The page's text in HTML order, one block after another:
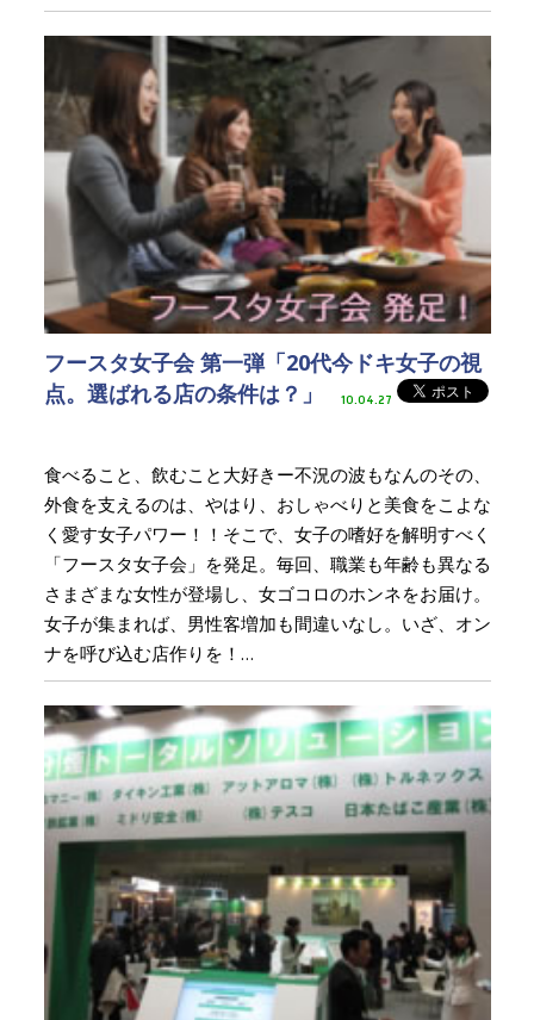
フースタ女子会 第一弾「20代今ドキ女子の視
点。選ばれる店の条件は？」
10.04.27
食べること、飲むこと大好きー不況の波もなんのその、
外食を支えるのは、やはり、おしゃべりと美食をこよな
く愛す女子パワー！！そこで、女子の嗜好を解明すべく
「フースタ女子会」を発足。毎回、職業も年齢も異なる
さまざまな女性が登場し、女ゴコロのホンネをお届け。
女子が集まれば、男性客増加も間違いなし。いざ、オン
ナを呼び込む店作りを！…